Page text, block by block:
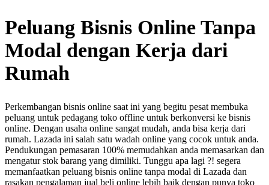
Peluang Bisnis Online Tanpa
Modal dengan Kerja dari
Rumah
Perkembangan bisnis online saat ini yang begitu pesat membuka
peluang untuk pedagang toko offline untuk berkonversi ke bisnis
online. Dengan usaha online sangat mudah, anda bisa kerja dari
rumah. Lazada ini salah satu wadah online yang cocok untuk anda.
Pendukungan pemasaran 100% memudahkan anda memasarkan dan
mengatur stok barang yang dimiliki. Tunggu apa lagi ?! segera
memanfaatkan peluang bisnis online tanpa modal di Lazada dan
rasakan pengalaman jual beli online lebih baik dengan punya toko